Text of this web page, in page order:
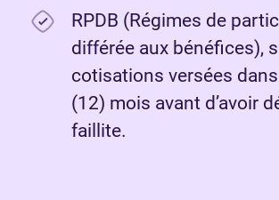
RPDB (Régimes de
différée aux bénéfices),
cotisations versées
(12) mois avant d’avoir
faillite.